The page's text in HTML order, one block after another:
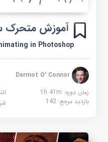
آموزش متحرک
Animating in Photoshop
Dermot O' Connor
زمان دوره: 1h 41m
بازدید مرجع:142